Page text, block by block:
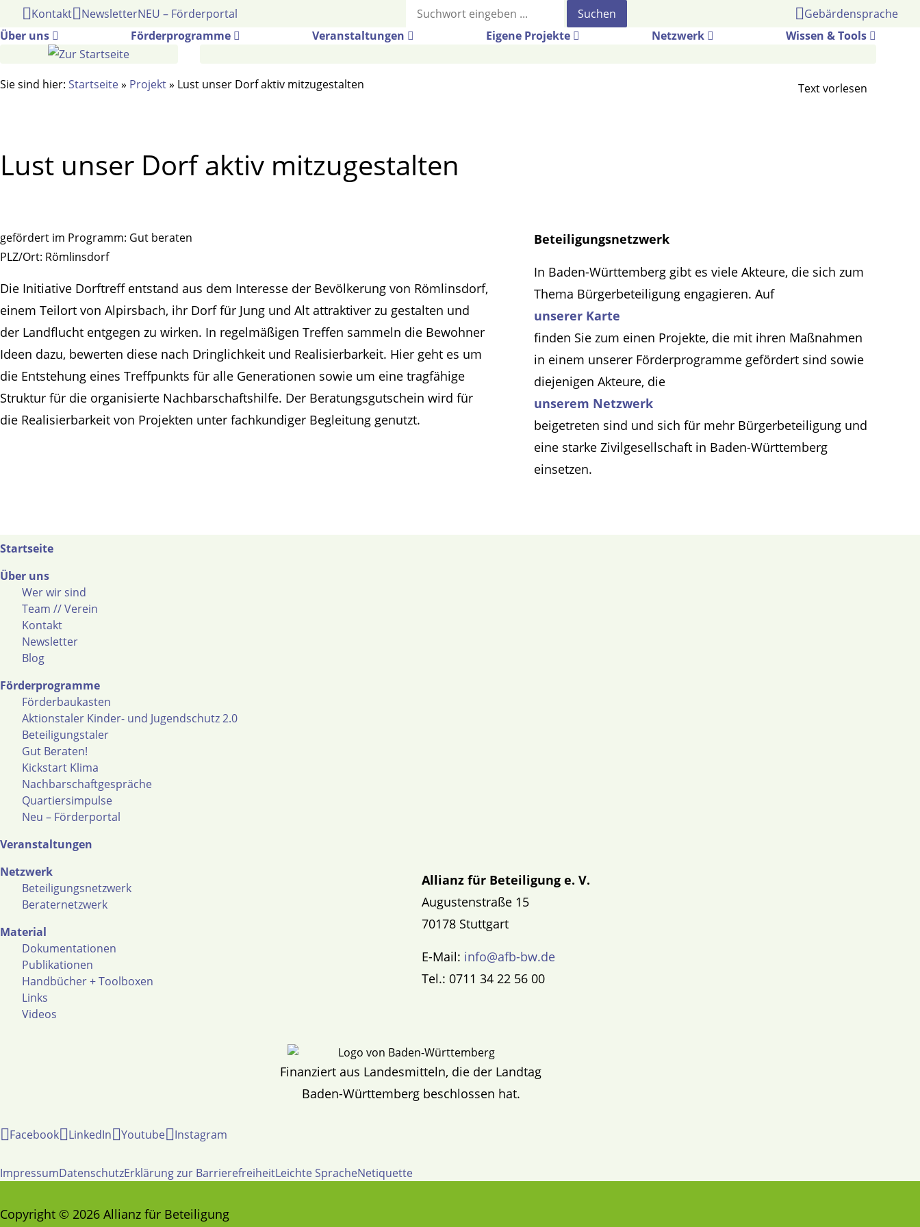
Gehe
Inhalt
Kontakt NewsletterNEU – Förderportal Suche
Gebärdensprache
Über uns
Förderprogramme Veranstaltungen Eigene Projekte Netzwerk Wissen & Tools
Sie sind hier: Startseite» Projekt» Lust unser Dorf aktiv mitzugestalten
Lust unser Dorf aktiv mitzugestalten
gefördert im Programm: Gut beraten
PLZ/Ort: Römlinsdorf
Die Initiative Dorftreff entstand aus dem Interesse der Bevölkerung von Römlinsdorf,
einem Teilort von Alpirsbach, ihr Dorf für Jung und Alt attraktiver zu gestalten und
der Landflucht entgegen zu wirken. In regelmäßigen Treffen sammeln die Bewohner
Ideen dazu, bewerten diese nach Dringlichkeit und Realisierbarkeit. Hier geht es um
die Entstehung eines Treffpunkts für alle Generationen sowie um eine tragfähige
Struktur für die organisierte Nachbarschaftshilfe. Der Beratungsgutschein wird für
die Realisierbarkeit von Projekten unter fachkundiger Begleitung genutzt.
Beteiligungsnetzwerk
In Baden-Württemberg gibt es viele Akteure, die sich zum
Thema Bürgerbeteiligung engagieren. Auf
unserer Karte
finden Sie zum einen Projekte, die mit ihren Maßnahmen
in einem unserer Förderprogramme gefördert sind sowie
diejenigen Akteure, die
unserem Netzwerk
beigetreten sind und sich für mehr Bürgerbeteiligung und
eine starke Zivilgesellschaft in Baden-Württemberg
einsetzen.
Startseite
Über uns
Wer wir sind
Team // Verein
Kontakt
Newsletter
Blog
Förderprogramme
Förderbaukasten
Aktionstaler Kinder- und Jugendschutz 2.0
Beteiligungstaler
Gut Beraten!
Kickstart Klima
Nachbarschaftgespräche
Quartiersimpulse
Neu – Förderportal
Veranstaltungen
Netzwerk
Beteiligungsnetzwerk
Beraternetzwerk
Material
Dokumentationen
Publikationen
Handbücher + Toolboxen
Links
Videos
Allianz für Beteiligung e. V.
Augustenstraße 15
70178 Stuttgart
E-Mail: info@afb-bw.de
Tel.: 0711 34 22 56 00
Finanziert aus Landesmitteln, die der Landtag
Baden-Württemberg beschlossen hat.
Facebook LinkedIn Youtube Instagram
ImpressumDatenschutzErklärung zur BarrierefreiheitLeichte SpracheNetiquette
Copyright © 2026 Allianz für Beteiligung